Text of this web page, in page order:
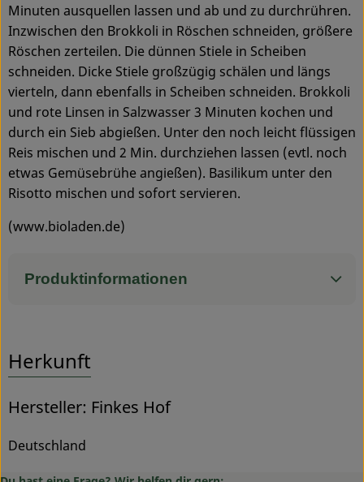
Minuten ausquellen lassen und ab und zu durchrühren.
Inzwischen den Brokkoli in Röschen schneiden, größere
Röschen zerteilen. Die dünnen Stiele in Scheiben
schneiden. Dicke Stiele großzügig schälen und längs
vierteln, dann ebenfalls in Scheiben schneiden. Brokkoli
und rote Linsen in Salzwasser 3 Minuten kochen und
durch ein Sieb abgießen. Unter den noch leicht flüssigen
Reis mischen und 2 Min. durchziehen lassen (evtl. noch
etwas Gemüsebrühe angießen). Basilikum unter den
Risotto mischen und sofort servieren.
(www.bioladen.de)
Produktinformationen
Herkunft
Hersteller: Finkes Hof
Deutschland